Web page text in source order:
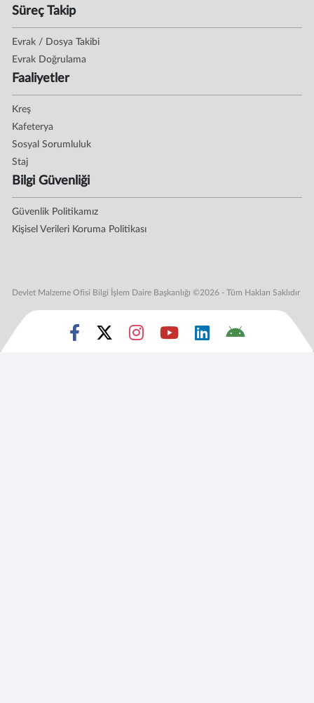
Süreç Takip
Evrak / Dosya Takibi
Evrak Doğrulama
Faaliyetler
Kreş
Kafeterya
Sosyal Sorumluluk
Staj
Bilgi Güvenliği
Güvenlik Politikamız
Kişisel Verileri Koruma Politikası
Devlet Malzeme Ofisi Bilgi İşlem Daire Başkanlığı ©2026 - Tüm Hakları Saklıdır